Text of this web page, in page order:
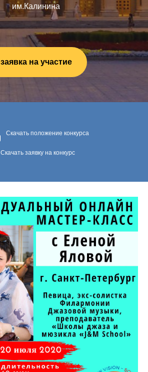
им.Калинина
заявка на участие
Скачать положение конкурса
Скачать заявку на конкурс